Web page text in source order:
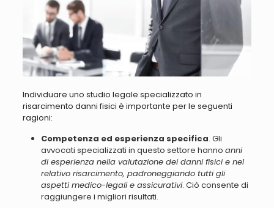
Individuare uno studio legale specializzato in
risarcimento danni fisici è importante per le seguenti
ragioni:
Competenza ed esperienza specifica. Gli
avvocati specializzati in questo settore hanno anni
di esperienza nella valutazione dei danni fisici e nel
relativo risarcimento, padroneggiando tutti gli
aspetti medico-legali e assicurativi. Ciò consente di
raggiungere i migliori risultati.